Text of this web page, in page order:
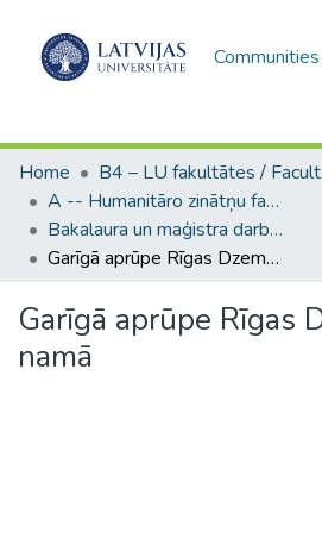
Home
B4
A -- Humanitāro zinātņu fakultāte / Faculty of Humanities
Bakalaura un maģistra darbi (HZF) / Bachelor's and Master's theses
Garīgā aprūpe Rīgas Dzemdību namā
Garīgā aprūpe Rīgas
namā